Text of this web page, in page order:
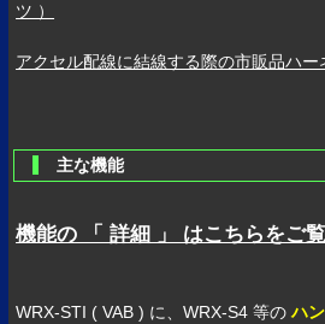
ツ ）
アクセル配線に結線する際の市販品ハー
主な機能
機能の 「 詳細 」 はこちらをご
WRX-STI ( VAB ) に、WRX-S4 等のハ